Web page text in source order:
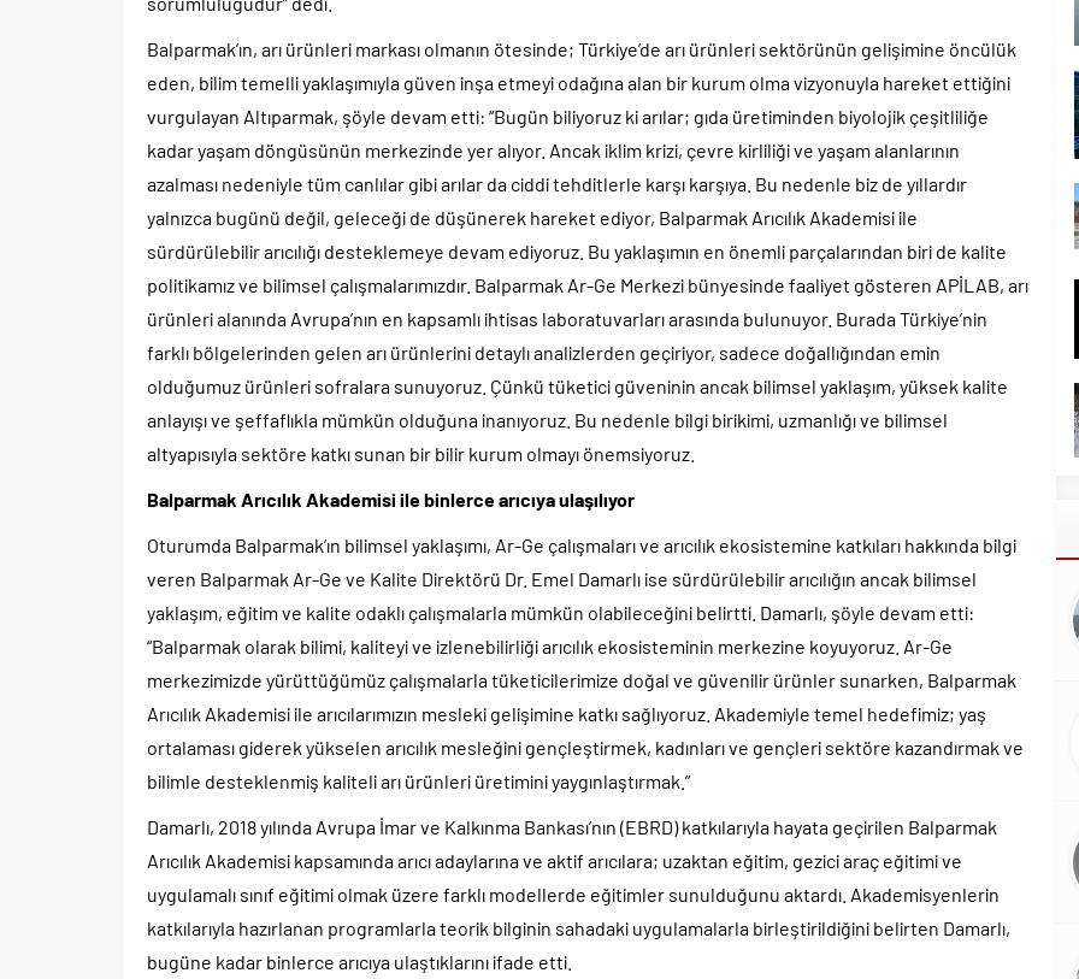
Balparmak’ın, arı ürünleri markası olmanın ötesinde; Türkiye’de arı ürünleri sektörünün gelişimine öncülük
eden, bilim temelli yaklaşımıyla güven inşa etmeyi odağına alan bir kurum olma vizyonuyla hareket ettiğini
vurgulayan Altıparmak, şöyle devam etti: “Bugün biliyoruz ki arılar; gıda üretiminden biyolojik çeşitliliğe
kadar yaşam döngüsünün merkezinde yer alıyor. Ancak iklim krizi, çevre kirliliği ve yaşam alanlarının
azalması nedeniyle tüm canlılar gibi arılar da ciddi tehditlerle karşı karşıya. Bu nedenle biz de yıllardır
yalnızca bugünü değil, geleceği de düşünerek hareket ediyor, Balparmak Arıcılık Akademisi ile
sürdürülebilir arıcılığı desteklemeye devam ediyoruz. Bu yaklaşımın en önemli parçalarından biri de kalite
politikamız ve bilimsel çalışmalarımızdır. Balparmak Ar-Ge Merkezi bünyesinde faaliyet gösteren APİLAB, arı
ürünleri alanında Avrupa’nın en kapsamlı ihtisas laboratuvarları arasında bulunuyor. Burada Türkiye’nin
farklı bölgelerinden gelen arı ürünlerini detaylı analizlerden geçiriyor, sadece doğallığından emin
olduğumuz ürünleri sofralara sunuyoruz. Çünkü tüketici güveninin ancak bilimsel yaklaşım, yüksek kalite
anlayışı ve şeffaflıkla mümkün olduğuna inanıyoruz. Bu nedenle bilgi birikimi, uzmanlığı ve bilimsel
altyapısıyla sektöre katkı sunan bir bilir kurum olmayı önemsiyoruz.
Balparmak Arıcılık Akademisi ile binlerce arıcıya ulaşılıyor
Oturumda Balparmak’ın bilimsel yaklaşımı, Ar-Ge çalışmaları ve arıcılık ekosistemine katkıları hakkında bilgi
veren Balparmak Ar-Ge ve Kalite Direktörü Dr. Emel Damarlı ise sürdürülebilir arıcılığın ancak bilimsel
yaklaşım, eğitim ve kalite odaklı çalışmalarla mümkün olabileceğini belirtti. Damarlı, şöyle devam etti:
“Balparmak olarak bilimi, kaliteyi ve izlenebilirliği arıcılık ekosisteminin merkezine koyuyoruz. Ar-Ge
merkezimizde yürüttüğümüz çalışmalarla tüketicilerimize doğal ve güvenilir ürünler sunarken, Balparmak
Arıcılık Akademisi ile arıcılarımızın mesleki gelişimine katkı sağlıyoruz. Akademiyle temel hedefimiz; yaş
ortalaması giderek yükselen arıcılık mesleğini gençleştirmek, kadınları ve gençleri sektöre kazandırmak ve
bilimle desteklenmiş kaliteli arı ürünleri üretimini yaygınlaştırmak.”
Damarlı, 2018 yılında Avrupa İmar ve Kalkınma Bankası’nın (EBRD) katkılarıyla hayata geçirilen Balparmak
Arıcılık Akademisi kapsamında arıcı adaylarına ve aktif arıcılara; uzaktan eğitim, gezici araç eğitimi ve
uygulamalı sınıf eğitimi olmak üzere farklı modellerde eğitimler sunulduğunu aktardı. Akademisyenlerin
katkılarıyla hazırlanan programlarla teorik bilginin sahadaki uygulamalarla birleştirildiğini belirten Damarlı,
bugüne kadar binlerce arıcıya ulaştıklarını ifade etti.